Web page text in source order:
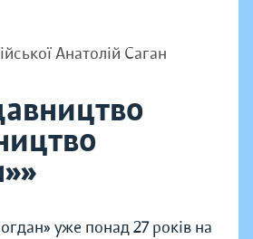
Анатолій Саган
уже понад 27 років на